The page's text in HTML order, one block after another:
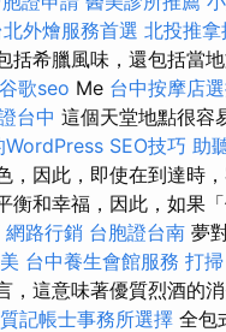
北外燴服務首選 北投推拿
括希臘風味，還包括當
谷歌seo Me 台中按摩店
台中 這個天堂地點很容
SEO技巧 助
，因此，即使在到達時
衡和幸福，因此，如果
網路行銷 台胞證台南 夢
台中養生會館服務 打掃
這意味著優質烈酒的
記帳士事務所選擇 全包